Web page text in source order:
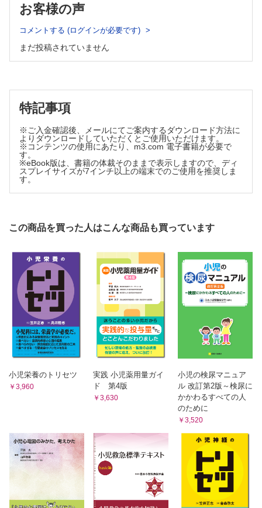
17 軽症胃腸炎に伴うけいれん
18 てんかんと鑑別すべき疾患・症候
Part2 身近なけいれん・てんかんの治療戦略
1章 急性期のけいれん，発作疑いの対応・重積の治療
2章 てんかん治療の全体像
2 てんかん治療の全体像−治療の開始から経過観察，服薬終
了までの概略
3章 小児のてんかんの予後
3 小児のてんかんの予後
4章 小児期に多いけいれん性疾患・てんかんの治療
4 熱性けいれんと憤怒けいれん
5 良性乳児発作／てんかん
9 West症候群
11 特発性全般てんかん−CAE，JAE，JME，EGMA
12 症候性焦点性てんかん−側頭葉てんかんを中心に
13 重症心身障害児のてんかん治療で留意すべき点
5章 抗てんかん薬の特徴と選択において留意すべき点
14 抗てんかん薬の特徴と選択において留意すべき点
6章 抗てんかん薬以外のてんかんの治療戦略
15 ケトン食の実際とその他の代替療法
16 てんかん外科をいつ考慮すべきか？
7章 てんかんとともに暮らす
17 予防接種，感冒時，他疾患罹患時，受診時の対応
18 保育園・幼稚園・学校生活を快適に過ごすための留意点
19 成人期を迎えるにあたって留意すべき点
20 てんかん児の認知，精神症状の合併症とその対応
お客様の声
コメントする (ログインが必要です)
まだ投稿されていません
特記事項
※ご入金確認後、メールにてご案内するダウンロード方法に
よりダウンロードしていただくとご使用いただけます。
※コンテンツの使用にあたり、m3.com 電子書籍が必要で
す。
※eBook版は、書籍の体裁そのままで表示しますので、ディ
スプレイサイズが7インチ以上の端末でのご使用を推奨しま
す。
この商品を買った人はこんな商品も買っています
小児栄養のトリセツ
￥3,960
実践 小児薬用量ガイ
ド 第4版
￥3,630
小児の検尿マニュア
ル 改訂第2版～検尿に
かかわるすべての人
のために
￥3,520